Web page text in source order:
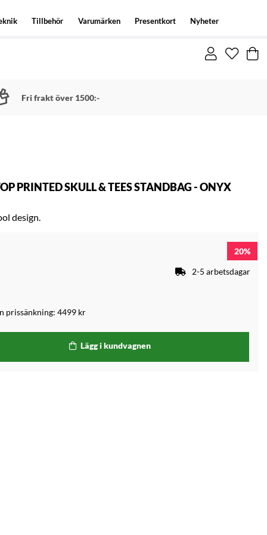
Tillbehör Varumärken Presentkort Nyheter
Fri frakt över 1500:-
PRINTED SKULL & TEES STANDBAG - ONYX
design.
prissänkning: 4499 kr
20
2-5 arbetsdagar
Lägg i kundvagnen